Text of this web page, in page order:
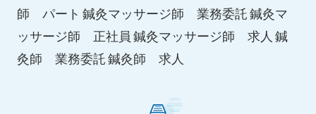
師 パート 鍼灸マッサージ師 業務委託鍼灸マ
ッサージ師 正社員 鍼灸マッサージ師 求人 鍼
灸師 業務委託鍼灸師 求人